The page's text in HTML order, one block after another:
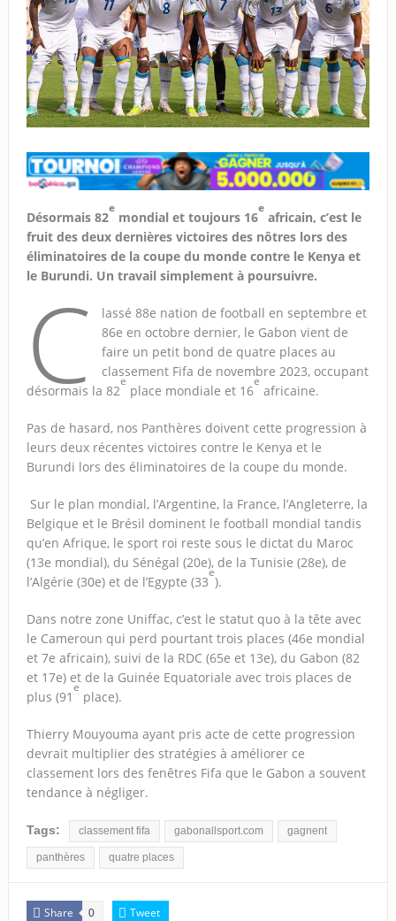
Désormais 82
e
mondial et toujours 16
e
africain, c’est le
fruit des deux dernières victoires des nôtres lors des
éliminatoires de la coupe du monde contre le Kenya et
le Burundi. Un travail simplement à poursuivre.
C
lassé 88e nation de football en septembre et
86e en octobre dernier, le Gabon vient de
faire un petit bond de quatre places au
classement Fifa de novembre 2023, occupant
désormais la 82
e
place mondiale et 16
e
africaine.
Pas de hasard, nos Panthères doivent cette progression à
leurs deux récentes victoires contre le Kenya et le
Burundi lors des éliminatoires de la coupe du monde.
Sur le plan mondial, l’Argentine, la France, l’Angleterre, la
Belgique et le Brésil dominent le football mondial tandis
qu’en Afrique, le sport roi reste sous le dictat du Maroc
(13e mondial), du Sénégal (20e), de la Tunisie (28e), de
l’Algérie (30e) et de l’Egypte (33
e
).
Dans notre zone Uniffac, c’est le statut quo à la tête avec
le Cameroun qui perd pourtant trois places (46e mondial
et 7e africain), suivi de la RDC (65e et 13e), du Gabon (82
et 17e) et de la Guinée Equatoriale avec trois places de
plus (91
e
place).
Thierry Mouyouma ayant pris acte de cette progression
devrait multiplier des stratégies à améliorer ce
classement lors des fenêtres Fifa que le Gabon a souvent
tendance à négliger.
Tags: classement fifa gabonallsport.com gagnent
panthères quatre places
Share 0 Tweet